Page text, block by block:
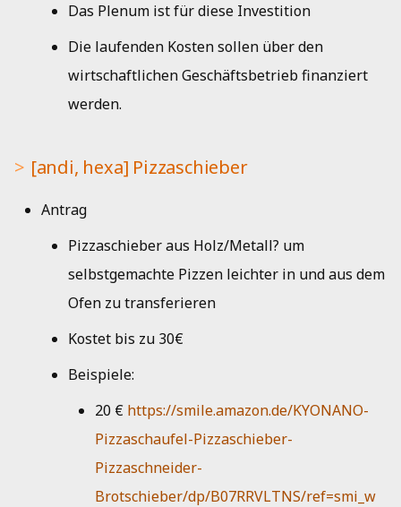
Das Plenum ist für diese Investition
Die laufenden Kosten sollen über den
wirtschaftlichen Geschäftsbetrieb finanziert
werden.
[andi, hexa] Pizzaschieber
Antrag
Pizzaschieber aus Holz/Metall? um
selbstgemachte Pizzen leichter in und aus dem
Ofen zu transferieren
Kostet bis zu 30€
Beispiele:
20 € https://smile.amazon.de/KYONANO-
Pizzaschaufel-Pizzaschieber-
Pizzaschneider-
Brotschieber/dp/B07RRVLTNS/ref=smi_w